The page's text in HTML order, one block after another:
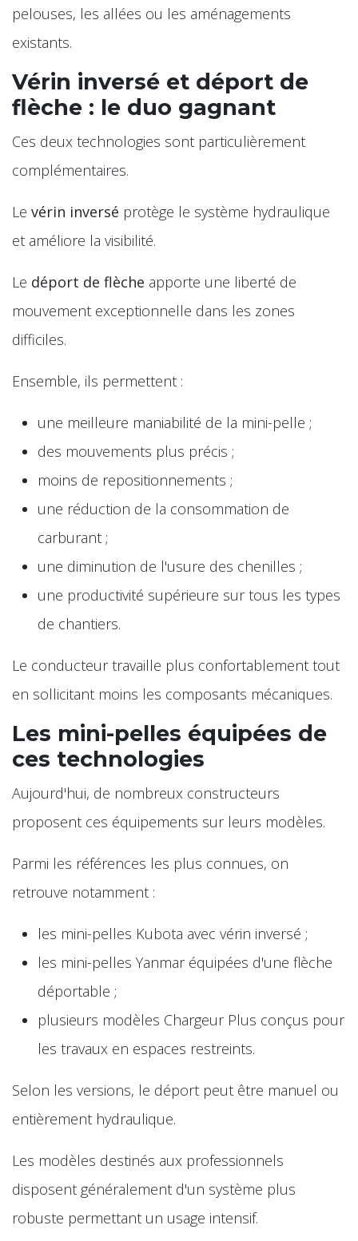
pelouses, les allées ou les aménagements
existants.
Vérin inversé et déport de
flèche : le duo gagnant
Ces deux technologies sont particulièrement
complémentaires.
Le vérin inversé protège le système hydraulique
et améliore la visibilité.
Le déport de flèche apporte une liberté de
mouvement exceptionnelle dans les zones
difficiles.
Ensemble, ils permettent :
une meilleure maniabilité de la mini-pelle ;
des mouvements plus précis ;
moins de repositionnements ;
une réduction de la consommation de
carburant ;
une diminution de l'usure des chenilles ;
une productivité supérieure sur tous les types
de chantiers.
Le conducteur travaille plus confortablement tout
en sollicitant moins les composants mécaniques.
Les mini-pelles équipées de
ces technologies
Aujourd'hui, de nombreux constructeurs
proposent ces équipements sur leurs modèles.
Parmi les références les plus connues, on
retrouve notamment :
les mini-pelles Kubota avec vérin inversé ;
les mini-pelles Yanmar équipées d'une flèche
déportable ;
plusieurs modèles Chargeur Plus conçus pour
les travaux en espaces restreints.
Selon les versions, le déport peut être manuel ou
entièrement hydraulique.
Les modèles destinés aux professionnels
disposent généralement d'un système plus
robuste permettant un usage intensif.